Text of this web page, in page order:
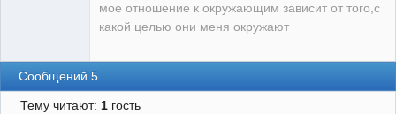
мое отношение к окружающим зависит от того,с
какой целью они меня окружают
Сообщений 5
Тему читают: 1гость